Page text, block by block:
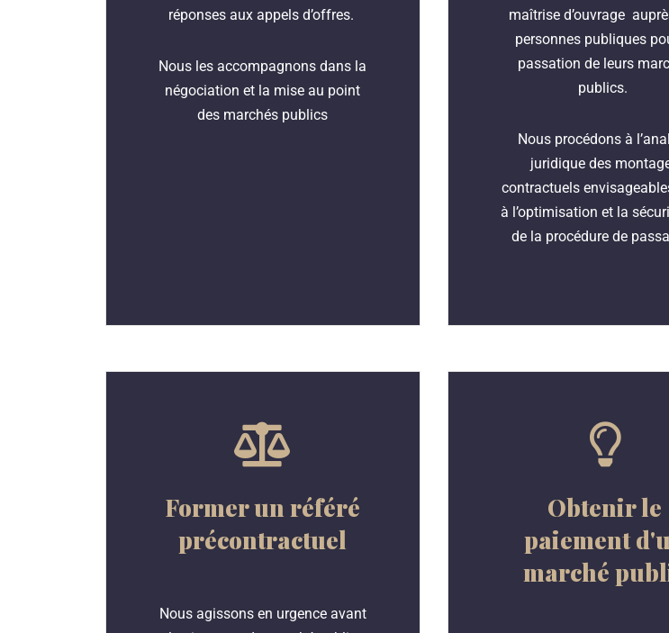
réponses aux appels d’offres.
Nous les accompagnons dans la
négociation et la mise au point
des marchés publics
maîtrise d’ouvrage
personnes publiques
passation de leurs
publics.
Nous procédons à
juridique des
contractuels
à l’optimisation et la
de la procédure de
Former un référé
précontractuel
Nous agissons en urgence avant
Obtenir le
paiement
marché